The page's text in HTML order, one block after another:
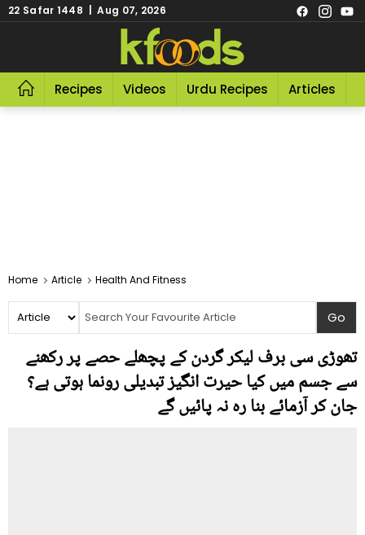
22 Safar 1448 | Aug 07, 2026
Recipes Videos Urdu Recipes Articles
Home Article Health And Fitness
تھوڑی سی برف لیکر گردن کے پچھلے حصے پر رکھنے
سے جسم میں کیا حیرت انگیز تبدیلی رونما ہوتی ہے؟
جان کر آزمائے بنا رہ نہ پائیں گے